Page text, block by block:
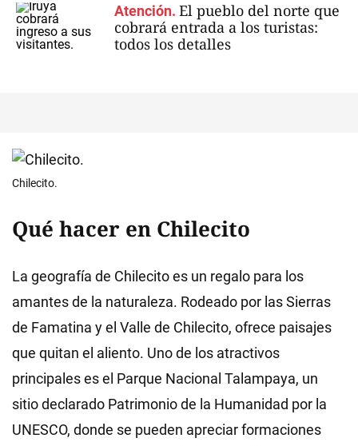
Atención. El pueblo del norte que
cobrará entrada a los turistas:
todos los detalles
Chilecito.
Qué hacer en Chilecito
La geografía de Chilecito es un regalo para los
amantes de la naturaleza. Rodeado por las Sierras
de Famatina y el Valle de Chilecito, ofrece paisajes
que quitan el aliento. Uno de los atractivos
principales es el Parque Nacional Talampaya, un
sitio declarado Patrimonio de la Humanidad por la
UNESCO, donde se pueden apreciar formaciones